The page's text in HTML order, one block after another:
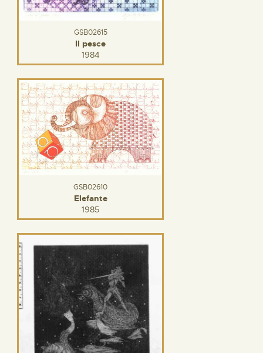
GSB02615
Il pesce
1984
GSB02610
Elefante
1985